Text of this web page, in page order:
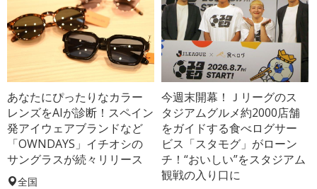
あなたにぴったりなカラー
レンズをAIが診断！スペイン
発アイウェアブランドなど
「OWNDAYS」イチオシの
サングラスが続々リリース
全国
今週末開幕！Ｊリーグのス
タジアムグルメ約2000店舗
をガイドする食べログサー
ビス「スタモグ」がローン
チ！“おいしい”をスタジアム
観戦の入り口に